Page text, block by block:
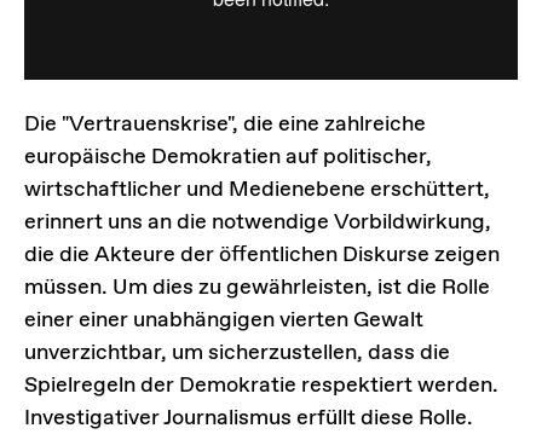
Die "Vertrauenskrise", die eine zahlreiche
europäische Demokratien auf politischer,
wirtschaftlicher und Medienebene erschüttert,
erinnert uns an die notwendige Vorbildwirkung,
die die Akteure der öffentlichen Diskurse zeigen
müssen. Um dies zu gewährleisten, ist die Rolle
einer einer unabhängigen vierten Gewalt
unverzichtbar, um sicherzustellen, dass die
Spielregeln der Demokratie respektiert werden.
Investigativer Journalismus erfüllt diese Rolle.